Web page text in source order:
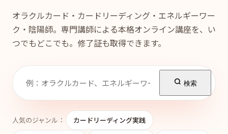
オラクルカード・カードリーディング・エネルギーワー
ク・陰陽師。専門講師による本格オンライン講座を、い
つでもどこでも。修了証も取得できます。
検索
人気のジャンル：
カードリーディング実践